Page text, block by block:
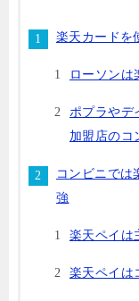
楽天カードを
ローソンは
ポプラやデ
加盟店のコ
コンビニでは
強
楽天ペイは
楽天ペイは